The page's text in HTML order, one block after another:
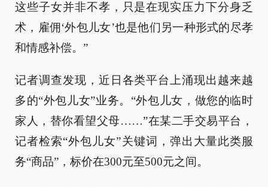
这些子女并非不孝，只是在现实压力下分身乏
术，雇佣‘外包儿女’也是他们另一种形式的尽孝
和情感补偿。”
记者调查发现，近日各类平台上涌现出越来越
多的“外包儿女”业务。“外包儿女，做您的临时
家人，替你看望父母……”在某二手交易平台，
记者检索“外包儿女”关键词，弹出大量此类服
务“商品”，标价在300元至500元之间。